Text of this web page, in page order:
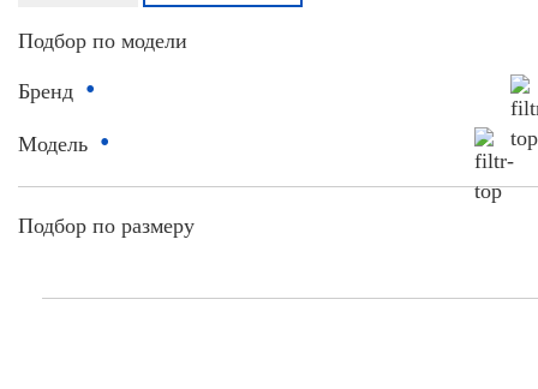
Подбор по модели
Бренд •
Модель •
Подбор по размеру